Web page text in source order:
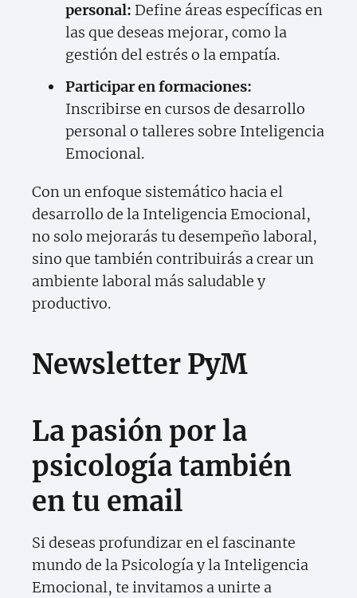
personal: Define áreas específicas en
las que deseas mejorar, como la
gestión del estrés o la empatía.
Participar en formaciones:
Inscribirse en cursos de desarrollo
personal o talleres sobre Inteligencia
Emocional.
Con un enfoque sistemático hacia el
desarrollo de la Inteligencia Emocional,
no solo mejorarás tu desempeño laboral,
sino que también contribuirás a crear un
ambiente laboral más saludable y
productivo.
Newsletter PyM
La pasión por la
psicología también
en tu email
Si deseas profundizar en el fascinante
mundo de la Psicología y la Inteligencia
Emocional, te invitamos a unirte a